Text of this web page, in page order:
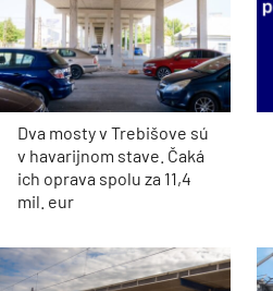
Dva mosty v Trebišove sú
v havarijnom stave. Čaká
ich oprava spolu za 11,4
mil. eur